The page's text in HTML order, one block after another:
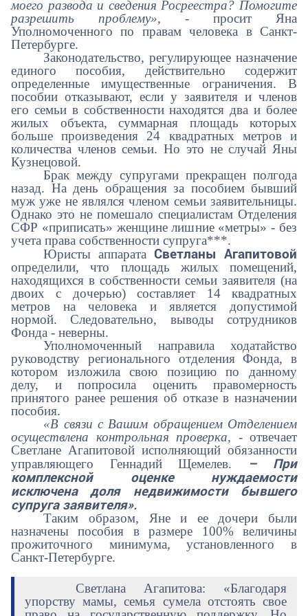
моего развода и сведения Росреестра? Помогите
разрешить проблему», - просит Яна
Уполномоченного по правам человека в Санкт-
Петербурге.
Законодательство, регулирующее назначение
единого пособия, действительно содержит
определенные имущественные ограничения. В
пособии отказывают, если у заявителя и членов
его семьи в собственности находятся два и более
жилых объекта, суммарная площадь которых
больше произведения 24 квадратных метров и
количества членов семьи. Но это не случай Яны
Кузнецовой.
Брак между супругами прекращен полгода
назад. На день обращения за пособием бывший
муж уже не являлся членом семьи заявительницы.
Однако это не помешало специалистам Отделения
СФР «приписать» женщине лишние «метры» - без
учета права собственности супруга***.
Юристы аппаратаСветланы Агапитовой
определили, что площадь жилых помещений,
находящихся в собственности семьи заявителя (на
двоих с дочерью) составляет 14 квадратных
метров на человека и является допустимой
нормой. Следовательно, выводы сотрудников
Фонда - неверны.
Уполномоченный направила ходатайство
руководству регионального отделения Фонда, в
котором изложила свою позицию по данному
делу, и попросила оценить правомерность
принятого ранее решения об отказе в назначении
пособия.
«В связи с Вашим обращением Отделением
осуществлена контрольная проверка, - отвечает
Светлане Агапитовой исполняющий обязанности
управляющего Геннадий Щемелев.
– При
комплексной оценке нуждаемости
исключена доля недвижимости бывшего
супруга заявителя».
Таким образом, Яне и ее дочери были
назначены пособия в размере 100% величины
прожиточного минимума, установленного в
Санкт-Петербурге.
Светлана Агапитова: «Благодаря
упорству мамы, семья сумела отстоять свое